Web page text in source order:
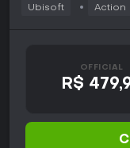
Ubisoft Action
OFFICIAL
R$